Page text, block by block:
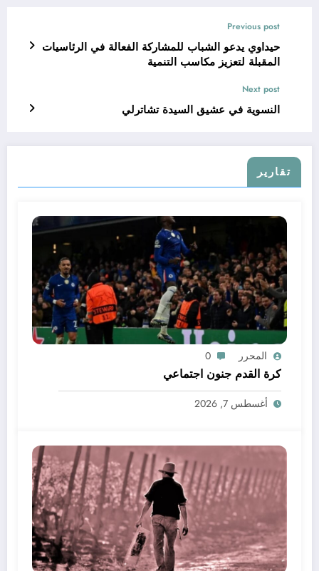
Previous post
حيداوي يدعو الشباب للمشاركة الفعالة في الرئاسيات
المقبلة لتعزيز مكاسب التنمية
Next post
النسوية في عشيق السيدة تشاترلي
تقارير
المحرر 0
كرة القدم جنون اجتماعي
أغسطس 7, 2026